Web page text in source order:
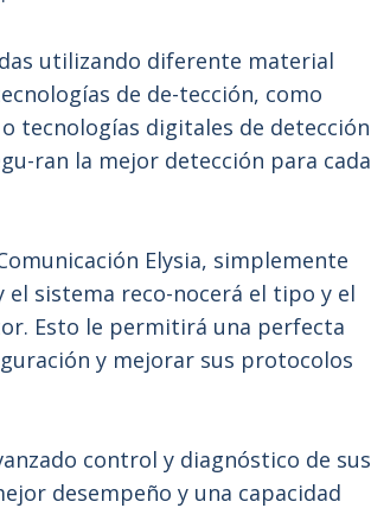
utilizando diferente material
de de-tección, como
tecnologías digitales de detección
ran la mejor detección para cada
Elysia, simplemente
sistema reco-nocerá el tipo y el
Esto le permitirá una perfecta
y mejorar sus protocolos
control y diagnóstico de sus
desempeño y una capacidad